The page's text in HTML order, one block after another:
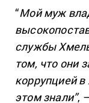
“Мой муж
службы
том, что они
коррупцией
этом знали”,